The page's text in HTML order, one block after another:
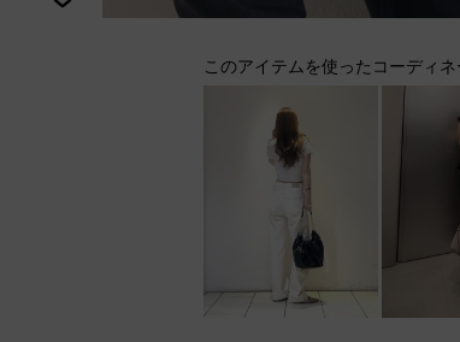
次
このアイテムを使ったコーディネ